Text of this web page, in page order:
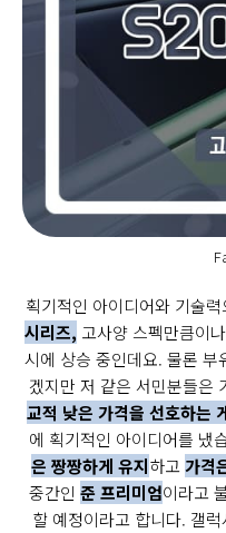
획기적인 아이디어와 기술
시리즈, 고사양 스펙만큼이
시에 상승 중인데요. 물론 부
겠지만 저 같은 서민분들은
교적 낮은 가격을 선호하는
에 획기적인 아이디어를 냈
은 짱짱하게 유지하고가격
중간인 준 프리미엄이라고
할 예정이라고 합니다. 갤